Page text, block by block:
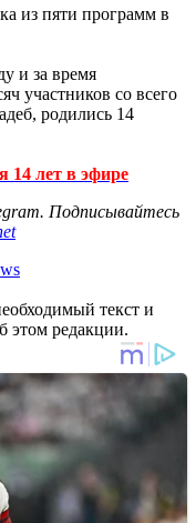
из пяти программ в
и за время
участников со всего
родились 14
14 лет в эфире
Подписывайтесь
текст и
этом редакции.